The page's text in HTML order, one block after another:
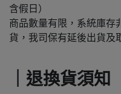
含假日）
商品數量有限，系統庫存
貨，我司保有延後出貨及
｜退換貨須知